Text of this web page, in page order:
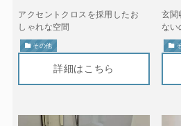
アクセントクロスを採用したお
しゃれな空間
その他
玄関
ない